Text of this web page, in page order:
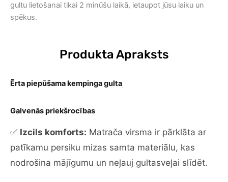
gultu lietošanai tikai 2 minūšu laikā, ietaupot jūsu laiku un
spēkus.
Produkta Apraksts
Ērta piepūšama kempinga gulta
Galvenās priekšrocības
✅ Izcils komforts: Matrača virsma ir pārklāta ar
patīkamu persiku mizas samta materiālu, kas
nodrošina mājīgumu un neļauj gultasveļai slīdēt.